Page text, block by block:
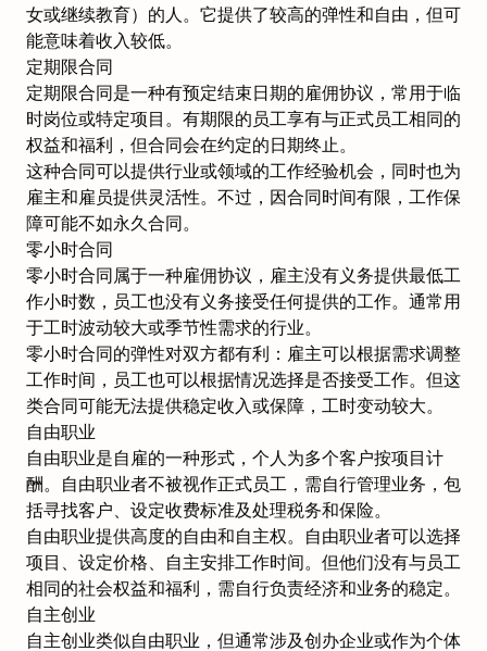
女或继续教育）的人。它提供了较高的弹性和自由，但可
能意味着收入较低。
定期限合同
定期限合同是一种有预定结束日期的雇佣协议，常用于临
时岗位或特定项目。有期限的员工享有与正式员工相同的
权益和福利，但合同会在约定的日期终止。
这种合同可以提供行业或领域的工作经验机会，同时也为
雇主和雇员提供灵活性。不过，因合同时间有限，工作保
障可能不如永久合同。
零小时合同
零小时合同属于一种雇佣协议，雇主没有义务提供最低工
作小时数，员工也没有义务接受任何提供的工作。通常用
于工时波动较大或季节性需求的行业。
零小时合同的弹性对双方都有利：雇主可以根据需求调整
工作时间，员工也可以根据情况选择是否接受工作。但这
类合同可能无法提供稳定收入或保障，工时变动较大。
自由职业
自由职业是自雇的一种形式，个人为多个客户按项目计
酬。自由职业者不被视作正式员工，需自行管理业务，包
括寻找客户、设定收费标准及处理税务和保险。
自由职业提供高度的自由和自主权。自由职业者可以选择
项目、设定价格、自主安排工作时间。但他们没有与员工
相同的社会权益和福利，需自行负责经济和业务的稳定。
自主创业
自主创业类似自由职业，但通常涉及创办企业或作为个体